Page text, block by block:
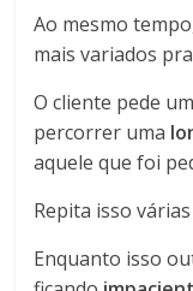
Ao mesmo
mais variados
O cliente pede
percorrer uma
aquele que foi
Repita isso
Enquanto isso